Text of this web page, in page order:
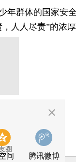
年群体的国家安
人人尽责”的浓
码
圈
间 腾讯微博